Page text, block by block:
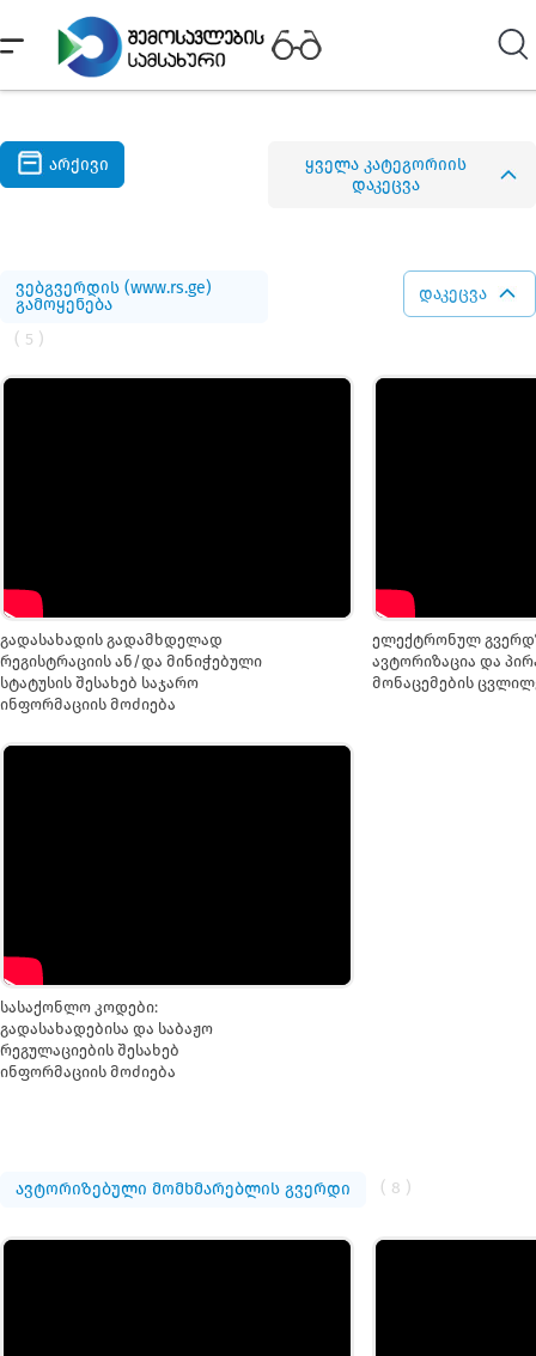
არქივი
ყველა კატეგორიის
დაკეცვა
ვებგვერდის (www.rs.ge)
გამოყენება
( 5 )
დაკეცვა
გადასახადის გადამხდელად
რეგისტრაციის ან/და მინიჭებული
სტატუსის შესახებ საჯარო
ინფორმაციის მოძიება
ელექტრონულ
ავტორიზაცია და
მონაცემების
სასაქონლო კოდები:
გადასახადებისა და საბაჟო
რეგულაციების შესახებ
ინფორმაციის მოძიება
ავტორიზებული მომხმარებლის გვერდი ( 8 )